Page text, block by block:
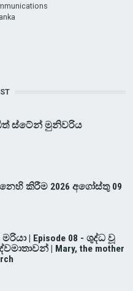
ස්ටේන් මුනිවරිය
කිරීම 2026 අගෝස්තු 09
| Episode 08 - ශුද්ධ වූ
| Mary, the mother